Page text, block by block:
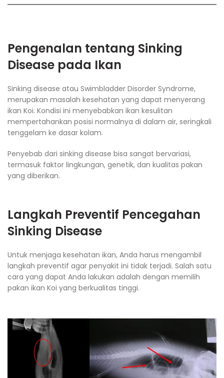
Pengenalan tentang Sinking
Disease pada Ikan
Sinking disease atau Swimbladder Disorder Syndrome,
merupakan masalah kesehatan yang dapat menyerang
ikan Koi. Kondisi ini menyebabkan ikan kesulitan
mempertahankan posisi normalnya di dalam air, seringkali
tenggelam ke dasar kolam.
Penyebab dari sinking disease bisa sangat bervariasi,
termasuk faktor lingkungan, genetik, dan kualitas pakan
yang diberikan.
Langkah Preventif Pencegahan
Sinking Disease
Untuk menjaga kesehatan ikan, Anda harus mengambil
langkah preventif agar penyakit ini tidak terjadi. Salah satu
cara yang dapat Anda lakukan adalah dengan memilih
pakan ikan Koi yang berkualitas tinggi.